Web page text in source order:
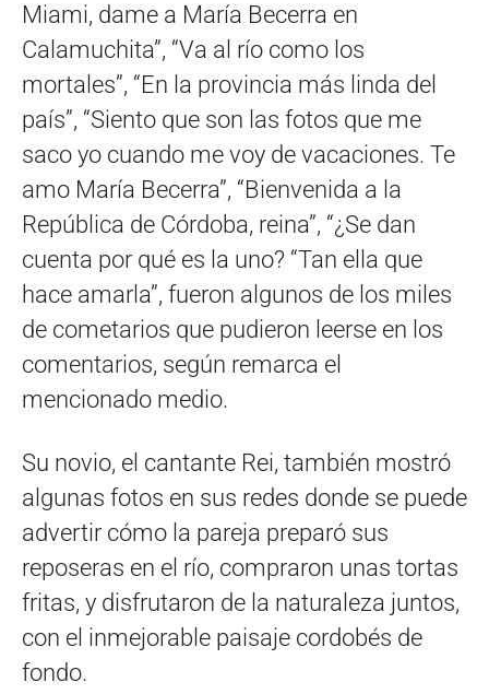
Miami, dame a María Becerra en
Calamuchita”, “Va al río como los
mortales”, “En la provincia más linda del
país”, “Siento que son las fotos que me
saco yo cuando me voy de vacaciones. Te
amo María Becerra”, “Bienvenida a la
República de Córdoba, reina”, “¿Se dan
cuenta por qué es la uno? “Tan ella que
hace amarla”, fueron algunos de los miles
de cometarios que pudieron leerse en los
comentarios, según remarca el
mencionado medio.
Su novio, el cantante Rei, también mostró
algunas fotos en sus redes donde se puede
advertir cómo la pareja preparó sus
reposeras en el río, compraron unas tortas
fritas, y disfrutaron de la naturaleza juntos,
con el inmejorable paisaje cordobés de
fondo.